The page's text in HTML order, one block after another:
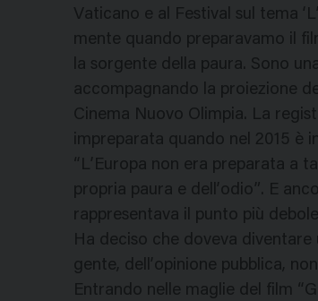
Vaticano e al Festival sul tema
mente quando preparavamo il
la sorgente della paura. Sono
accompagnando la proiezione
Cinema Nuovo Olimpia. La
impreparata quando nel 2015 è
“L’Europa non era preparata a
propria paura e dell’odio”. E
rappresentava il punto più
Ha deciso che doveva diventare
gente, dell’opinione pubblica,
Entrando nelle maglie del film